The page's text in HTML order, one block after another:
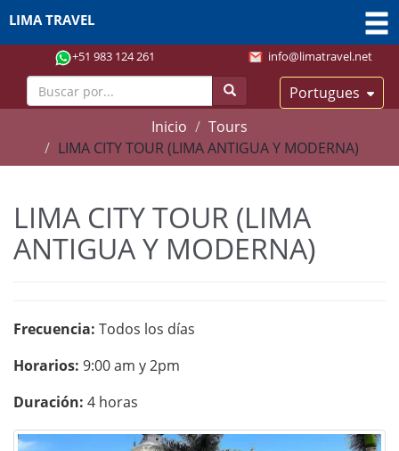
+51 983 124 261 info@limatravel.net
Portugues
LIMA TRAVEL
Inicio
Tours
LIMA CITY TOUR (LIMA ANTIGUA Y MODERNA)
LIMA CITY TOUR (LIMA
ANTIGUA Y MODERNA)
Frecuencia: Todos los días
Horarios: 9:00 am y 2pm
Duración: 4 horas